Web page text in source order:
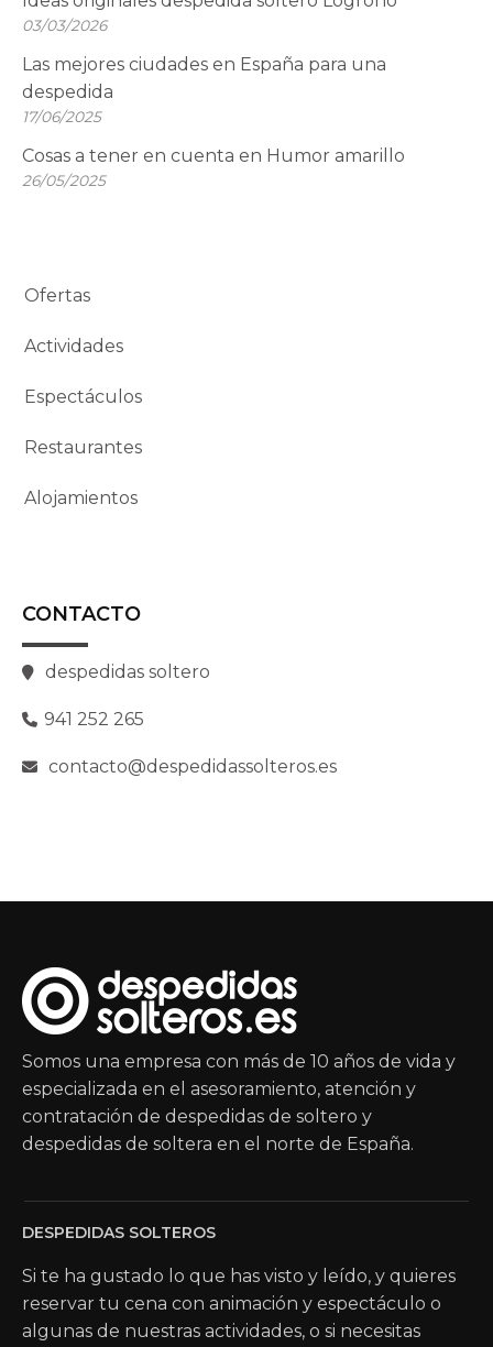
03/03/2026
Las mejores ciudades en España para una
despedida
17/06/2025
Cosas a tener en cuenta en Humor amarillo
26/05/2025
Ofertas
Actividades
Espectáculos
Restaurantes
Alojamientos
CONTACTO
despedidas soltero
941 252 265
contacto@despedidassolteros.es
Somos una empresa con más de 10 años de vida y
especializada en el asesoramiento, atención y
contratación de despedidas de soltero y
despedidas de soltera en el norte de España.
DESPEDIDAS SOLTEROS
Si te ha gustado lo que has visto y leído, y quieres
reservar tu cena con animación y espectáculo o
algunas de nuestras actividades, o si necesitas